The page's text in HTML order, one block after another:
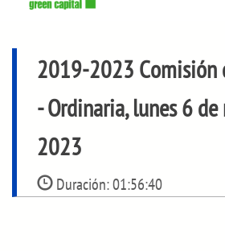
2019-2023 Comisión
- Ordinaria, lunes 6
2023
Duración:01:56:40